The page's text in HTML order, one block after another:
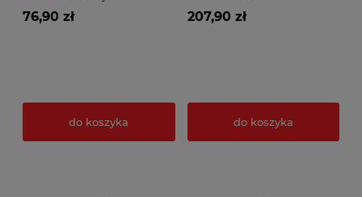
76,90 zł
do koszyka
207,90 zł
do koszyka